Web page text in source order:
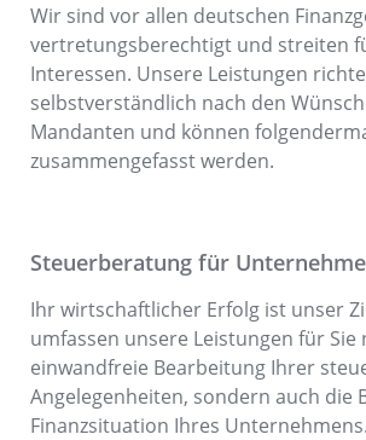
Wir sind vor allen deutschen
vertretungsberechtigt und streiten
Interessen. Unsere Leistungen
selbstverständlich nach den
Mandanten und können
zusammengefasst werden.
Steuerberatung für
Ihr wirtschaftlicher Erfolg ist unser
umfassen unsere Leistungen für Sie
einwandfreie Bearbeitung Ihrer
Angelegenheiten, sondern auch die
Finanzsituation Ihres Unternehmens.